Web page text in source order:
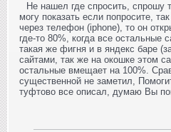
Не нашел где спросить, спрошу
могу показать если попросите,
через телефон (iphone), то он
где-то 80%, когда все остальные
такая же фигня и в яндекс баре
сайтами, так же на окошке этом
остальные вмещает на 100%.
существенной не заметил,
туфтово все описал, думаю Вы